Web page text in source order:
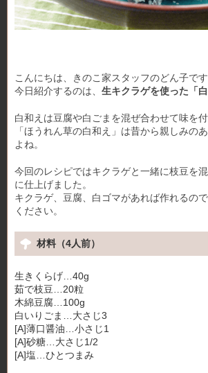
こんにちは、きのこ家スタッフのどん子です
今日紹介するのは、 生キクラゲを使った「白
白和えは豆腐や白ごまを混ぜ合わせて味を
「ほうれん草の白和え」は昔から親しみの
よね。
今回のレシピではキクラゲと一緒に枝豆を
に仕上げました。
キクラゲ、豆腐、白ゴマがあれば作れるの
ください。
材料（4人前）
生きくらげ…40g
茹で枝豆…20粒
木綿豆腐…100g
白いりごま…大さじ3
[A]薄口醤油…小さじ1
[A]砂糖…大さじ1/2
[A]塩…ひとつまみ